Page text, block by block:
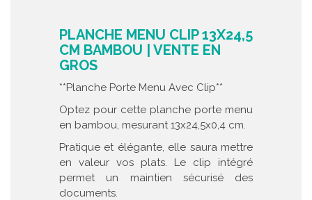
PLANCHE MENU CLIP 13X24,5
CM BAMBOU | VENTE EN
GROS
**Planche Porte Menu Avec Clip**
Optez pour cette planche porte menu
en bambou, mesurant 13x24,5x0,4 cm.
Pratique et élégante, elle saura mettre
en valeur vos plats. Le clip intégré
permet un maintien sécurisé des
documents.